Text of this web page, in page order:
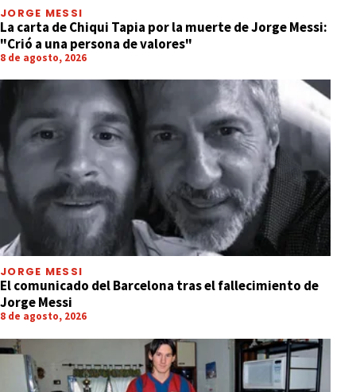
JORGE MESSI
La carta de Chiqui Tapia por la muerte de Jorge Messi:
"Crió a una persona de valores"
8 de agosto, 2026
JORGE MESSI
El comunicado del Barcelona tras el fallecimiento de
Jorge Messi
8 de agosto, 2026